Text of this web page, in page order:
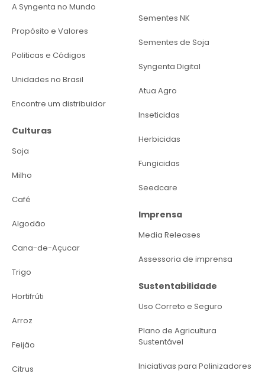
A Syngenta no Mundo
Propósito e Valores
Politicas e Códigos
Unidades no Brasil
Encontre um distribuidor
Culturas
Soja
Milho
Café
Algodão
Cana-de-Açucar
Trigo
Hortifrúti
Arroz
Feijão
Citrus
Sementes NK
Sementes de Soja
Syngenta Digital
Atua Agro
Inseticidas
Herbicidas
Fungicidas
Seedcare
Imprensa
Media Releases
Assessoria de imprensa
Sustentabilidade
Uso Correto e Seguro
Plano de Agricultura
Sustentável
Iniciativas para Polinizadores